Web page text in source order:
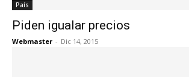
País
Piden igualar precios
Webmaster - Dic 14, 2015